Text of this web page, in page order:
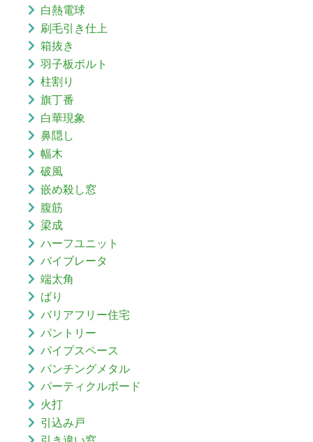
白熱電球
刷毛引き仕上
箱抜き
羽子板ボルト
柱割り
旗丁番
白華現象
鼻隠し
幅木
破風
嵌め殺し窓
腹筋
梁成
ハーフユニット
バイブレータ
端太角
ばり
バリアフリー住宅
パントリー
パイプスペース
パンチングメタル
パーティクルボード
火打
引込み戸